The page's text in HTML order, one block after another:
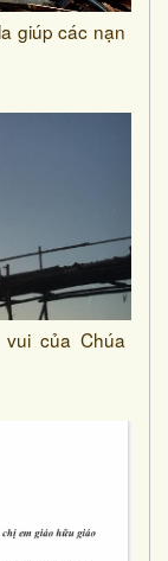
giúp các nạn
của Chúa